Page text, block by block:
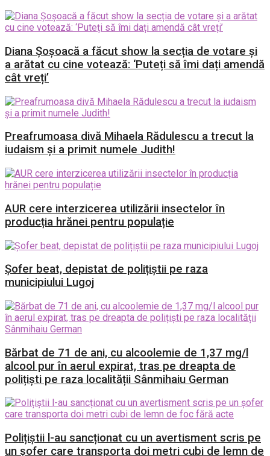
Diana Șoșoacă a făcut show la secția de votare și
a arătat cu cine votează: ‘Puteți să îmi dați amendă
cât vreți’
Preafrumoasa divă Mihaela Rădulescu a trecut la
iudaism și a primit numele Judith!
AUR cere interzicerea utilizării insectelor în
producția hrănei pentru populație
Șofer beat, depistat de polițiștii pe raza
municipiului Lugoj
Bărbat de 71 de ani, cu alcoolemie de 1,37 mg/l
alcool pur în aerul expirat, tras pe dreapta de
polițiști pe raza localității Sânmihaiu German
Polițiștii l-au sancționat cu un avertisment scris pe
un șofer care transporta doi metri cubi de lemn de